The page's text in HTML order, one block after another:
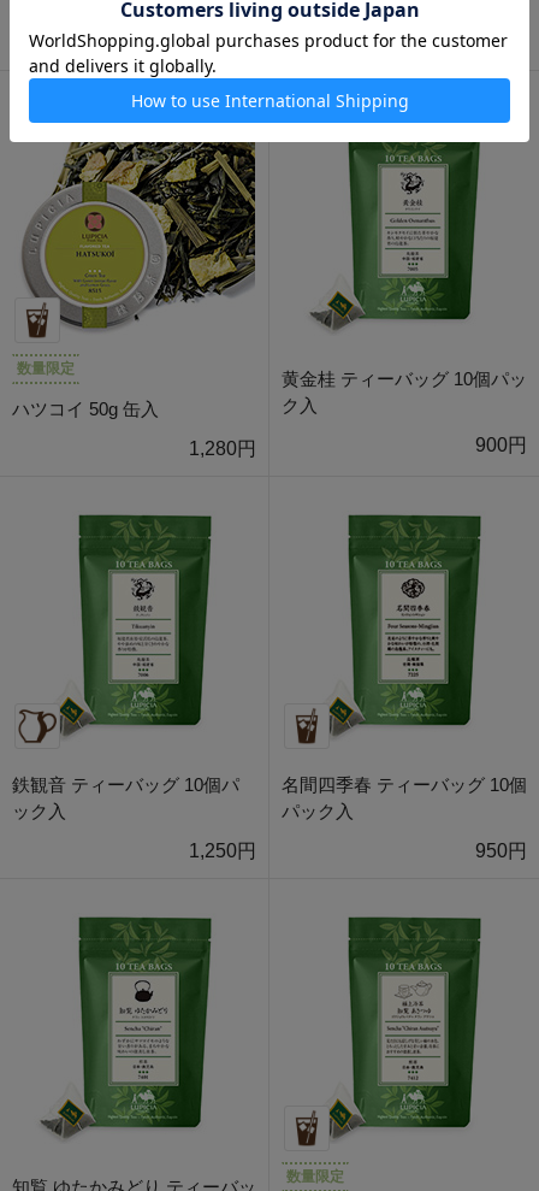
1,890円
特別価格：1,512円 特別価格：1,512円
数量限定
ハツコイ 50g 缶入
1,280円
黄金桂 ティーバッグ 10個パッ
ク入
900円
鉄観音 ティーバッグ 10個パ
ック入
1,250円
名間四季春 ティーバッグ 10個
パック入
950円
数量限定